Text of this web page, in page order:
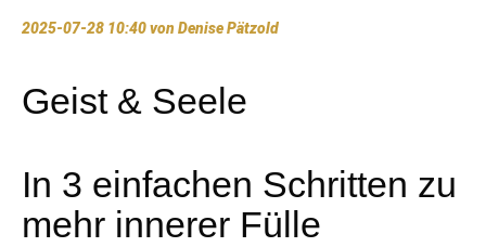
2025-07-28 10:40von Denise Pätzold
Geist & Seele
In 3 einfachen Schritten zu
mehr innerer Fülle